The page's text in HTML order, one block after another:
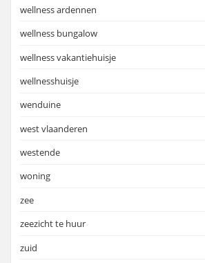
wellness ardennen
wellness bungalow
wellness vakantiehuisje
wellnesshuisje
wenduine
west vlaanderen
westende
woning
zee
zeezicht te huur
zuid